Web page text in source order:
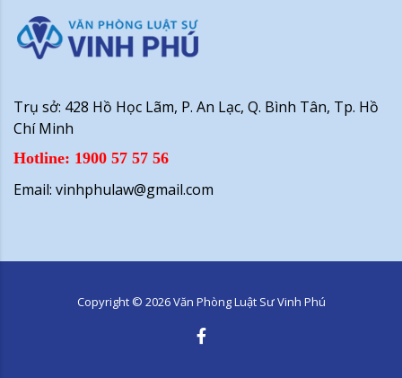
Trụ sở: 428 Hồ Học Lãm, P. An Lạc, Q. Bình Tân, Tp. Hồ
Chí Minh
Hotline: 1900 57 57 56
Email: vinhphulaw@gmail.com
Copyright © 2026Văn Phòng Luật Sư Vinh Phú